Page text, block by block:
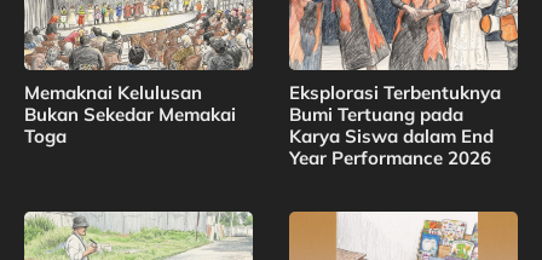
Memaknai Kelulusan
Bukan Sekedar Memakai
Toga
Eksplorasi Terbentuknya
Bumi Tertuang pada
Karya Siswa dalam End
Year Performance 2026